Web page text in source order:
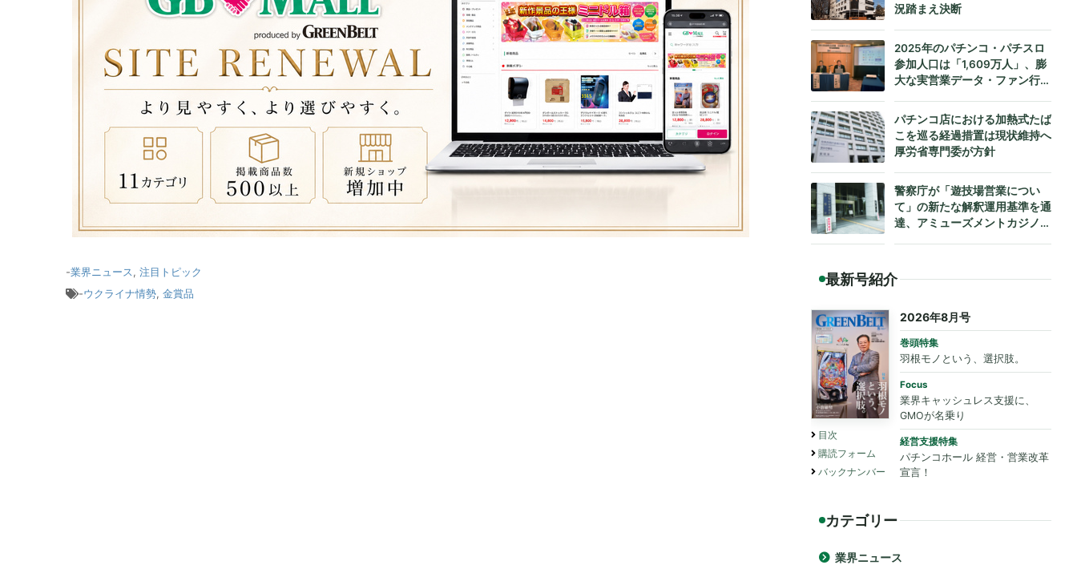
-業界ニュース, 注目トピック
-ウクライナ情勢, 金賞品
況踏まえ決断
2025年のパチンコ・パチスロ
参加人口は「1,609万人」、膨
大な実営業データ・ファン行動
公式発表
パチンコ店における加熱式たば
こを巡る経過措置は現状維持へ
厚労省専門委が方針
警察庁が「遊技場営業につい
て」の新たな解釈運用基準を通
達、アミューズメントカジノへ
最新号紹介
目次
購読フォーム
バックナンバー
2026年8月号
巻頭特集
羽根モノという、選択肢。
Focus
業界キャッシュレス支援に、
GMOが名乗り
経営支援特集
パチンコホール 経営・営業改革
宣言！
カテゴリー
業界ニュース